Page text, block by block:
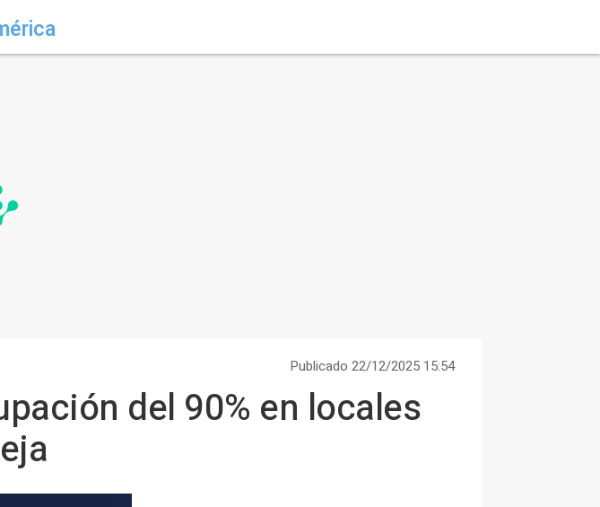
Publicado 22/12/2025 15:54
del 90% en locales